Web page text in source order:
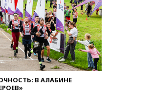
В АЛАБИНЕ